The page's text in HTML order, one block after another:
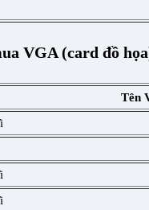
VGA (card đồ
Tên